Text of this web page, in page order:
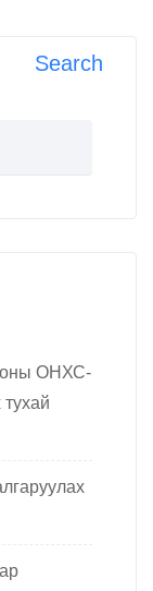
Search
оны ОНХС-